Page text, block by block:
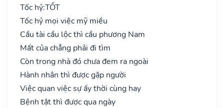
Tốc hỷ:TỐT
Tốc hỷ mọi việc mỹ miều
Cầu tài cầu lộc thì cầu phương Nam
Mất của chẳng phải đi tìm
Còn trong nhà đó chưa đem ra ngoài
Hành nhân thì được gặp người
Việc quan việc sự ấy thời cùng hay
Bệnh tật thì được qua ngày